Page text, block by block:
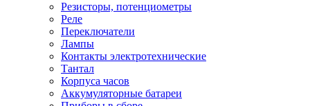
Резисторы, потенциометры
Реле
Переключатели
Лампы
Контакты электротехнические
Тантал
Корпуса часов
Аккумуляторные батареи